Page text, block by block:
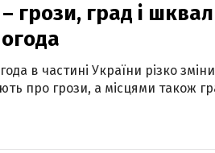
грози, град і
в частині України різко
про грози, а місцями також